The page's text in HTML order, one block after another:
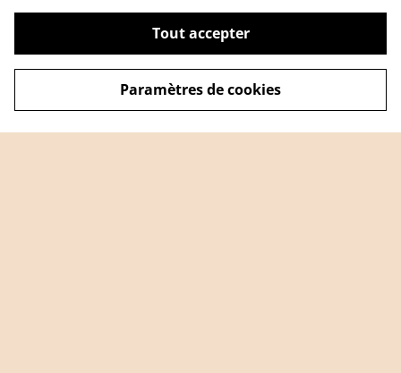
Tout accepter
Paramètres de cookies